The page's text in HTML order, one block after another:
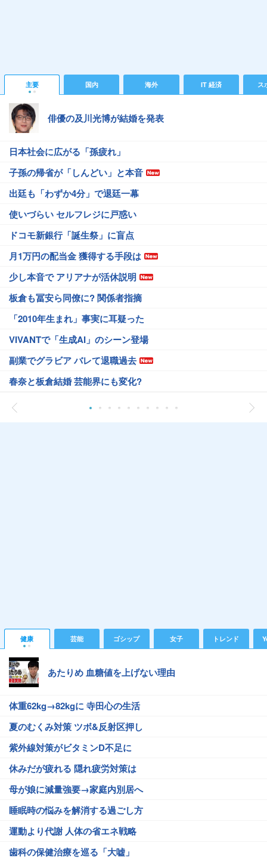
主要 国内 海外 IT 経済 ス
俳優の及川光博が結婚を発表
日本社会に広がる「孫疲れ」
子孫の帰省が「しんどい」と本音
出廷も「わずか4分」で退廷一幕
使いづらい セルフレジに戸惑い
ドコモ新銀行「誕生祭」に盲点
月1万円の配当金 獲得する手段は
少し本音で アリアナが活休説明
板倉も冨安ら同僚に? 関係者指摘
「2010年生まれ」事実に耳疑った
VIVANTで「生成AI」のシーン登場
副業でグラビア バレて退職過去
春奈と板倉結婚 芸能界にも変化?
健康 芸能 ゴシップ 女子 トレンド
あたりめ 血糖値を上げない理由
体重62kg→82kgに 寺田心の生活
夏のむくみ対策 ツボ&反射区押し
紫外線対策がビタミンD不足に
休みだが疲れる 隠れ疲労対策は
母が娘に減量強要→家庭内別居へ
睡眠時の悩みを解消する過ごし方
運動より代謝 人体の省エネ戦略
歯科の保健治療を巡る「大嘘」